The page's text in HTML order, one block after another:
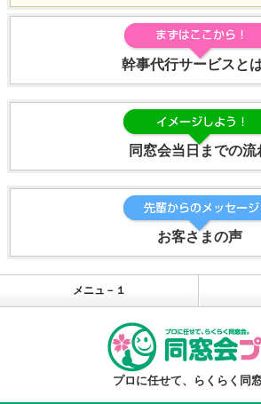
幹事代行サービスと
同窓会当日までの流
お客さまの声
メニュ－１
プロに任せて、らくらく同窓